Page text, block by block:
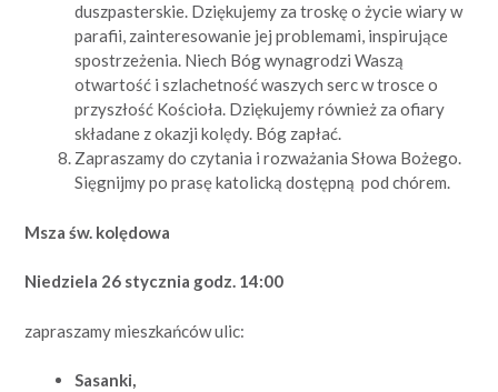
duszpasterskie. Dziękujemy za troskę o życie wiary w
parafii, zainteresowanie jej problemami, inspirujące
spostrzeżenia. Niech Bóg wynagrodzi Waszą
otwartość i szlachetność waszych serc w trosce o
przyszłość Kościoła. Dziękujemy również za ofiary
składane z okazji kolędy. Bóg zapłać.
Zapraszamy do czytania i rozważania Słowa Bożego.
Sięgnijmy po prasę katolicką dostępną pod chórem.
Msza św. kolędowa
Niedziela 26 stycznia godz. 14:00
zapraszamy mieszkańców ulic:
Sasanki,